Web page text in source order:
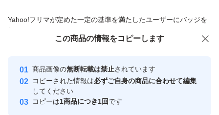
Yahoo!フリマが定めた一定の基準を満たしたユーザーにバッジを
付与しています
安心取引出品者
心・安全なユーザーです
取引実績
この商品の情報をコピーします
商品画像の無断転載は禁止されています
コピーされた情報は必ずご自身の商品に合わせて編集
してください
コピーは1商品につき1回です
この商品をみている人にオススメ